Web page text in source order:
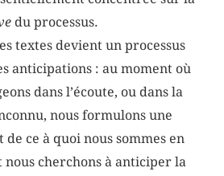
du processus.
textes devient un processus
anticipations : au moment où
dans l’écoute, ou dans la
nous formulons une
de ce à quoi nous sommes en
nous cherchons à anticiper la